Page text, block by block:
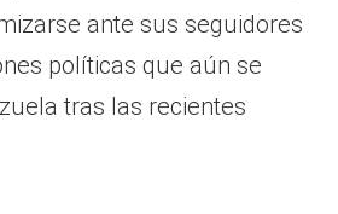
ante sus seguidores
políticas que aún se
tras las recientes